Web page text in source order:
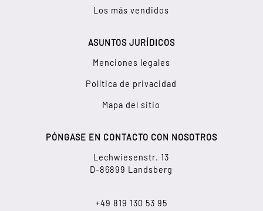
Los más vendidos
ASUNTOS JURÍDICOS
Menciones legales
Política de privacidad
Mapa del sitio
PÓNGASE EN CONTACTO CON NOSOTROS
Lechwiesenstr. 13
D-86899 Landsberg
+49 819 130 53 95